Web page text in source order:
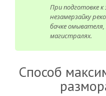
При подготовке
незамерзайку
бачке
магистралях.
Способ